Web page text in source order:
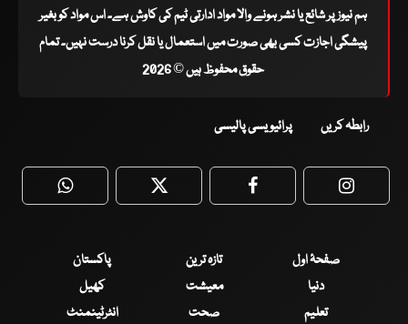
ہم نیوز پر شائع یا نشر ہونے والا مواد ادارتی ٹیم کی کاوش ہے۔ اس مواد کو بغیر
پیشگی اجازت کسی بھی صورت میں استعمال یا نقل کرنا درست نہیں۔ تمام
حقوق محفوظ ہیں © 2026
رابطہ کریں پرائیویسی پالیسی
WhatsApp Twitter Facebook
صفحۂ اول تازہ ترین
پاکستان
دنیا
معیشت
کھیل
تعلیم
صحت
انٹرٹینمنٹ